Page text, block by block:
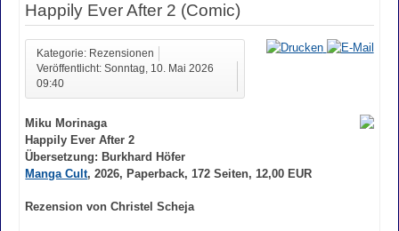
Happily Ever After 2 (Comic)
Kategorie: Rezensionen
Veröffentlicht: Sonntag, 10. Mai 2026
09:40
Miku Morinaga
Happily Ever After 2
Übersetzung: Burkhard Höfer
Manga Cult, 2026, Paperback, 172 Seiten, 12,00 EUR
Rezension von Christel Scheja